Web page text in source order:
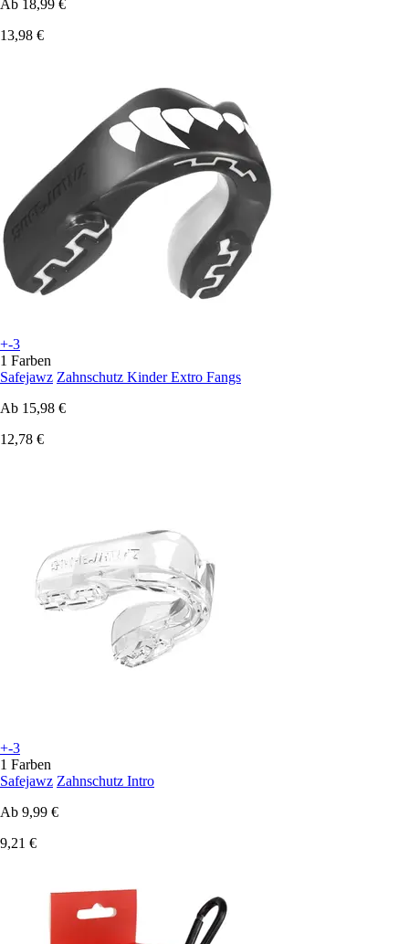
Ab 18,99 €
13,98 €
+-3
1 Farben
Safejawz Zahnschutz Kinder Extro Fangs
Ab 15,98 €
12,78 €
+-3
1 Farben
Safejawz Zahnschutz Intro
Ab 9,99 €
9,21 €